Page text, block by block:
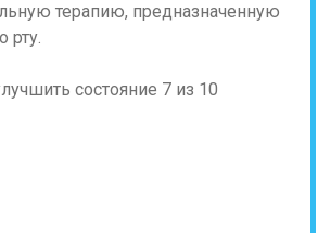
терапию, предназначенную
рту.
состояние 7 из 10